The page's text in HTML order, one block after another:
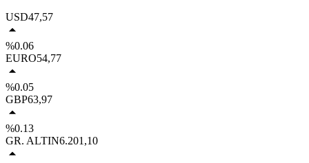
USD47,57
%0.06
EURO54,77
%0.05
GBP63,97
%0.13
GR. ALTIN6.201,10